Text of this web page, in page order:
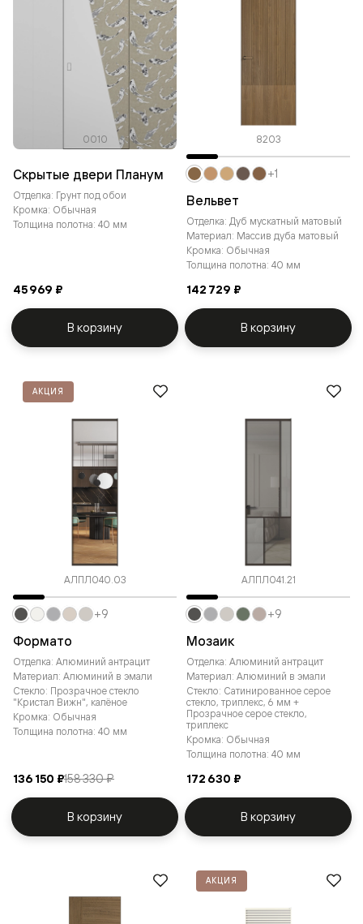
0010
Скрытые двери Планум
Отделка: Грунт под обои
Кромка: Обычная
Толщина полотна: 40 мм
45 969 ₽
В корзину
8203
Вельвет
Отделка: Дуб мускатный матовый
Материал: Массив дуба матовый
Кромка: Обычная
Толщина полотна: 40 мм
142 729 ₽
+1
В корзину
АКЦИЯ
АЛПЛ040.03
Формато
Отделка: Алюминий антрацит
Материал: Алюминий в эмали
Стекло: Прозрачное стекло
"Кристал Вижн", калёное
Кромка: Обычная
Толщина полотна: 40 мм
136 150 ₽158 330 ₽
+9
В корзину
АЛПЛ041.21
Мозаик
Отделка: Алюминий антрацит
Материал: Алюминий в эмали
Стекло: Сатинированное серое
стекло, триплекс, 6 мм +
Прозрачное серое стекло,
триплекс
Кромка: Обычная
Толщина полотна: 40 мм
172 630 ₽
+9
В корзину
АКЦИЯ